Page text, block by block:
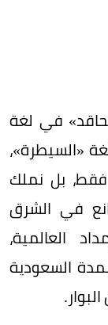
في لغة
«السيطرة»،
بل نملك
في الشرق
العالمية،
السعودية